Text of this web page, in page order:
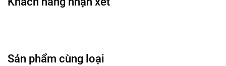
Sản phẩm cùng loại